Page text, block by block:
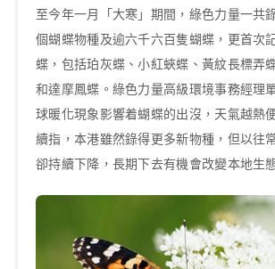
至今年一月「大寒」期間，綠色力量一共
個蝴蝶物種及逾六千六百隻蝴蝶，更首次
蝶，包括珀灰蝶、小紅蛺蝶、黃紋長標弄
和達摩鳳蝶。綠色力量高級環境事務經理
球暖化現象影響着蝴蝶的出沒，天氣越熱
續指，本港雖然錄得更多新物種，但以往
卻持續下降，長期下去有機會改變本地生